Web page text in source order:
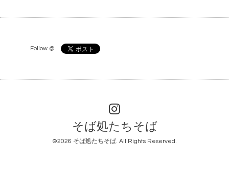
Follow @
そば処たちそば
©2026 そば処たちそば. All Rights Reserved.